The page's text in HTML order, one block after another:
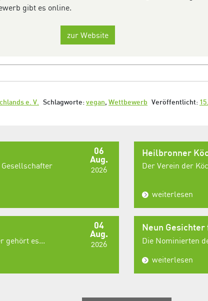
gibt es online.
zur Website
e. V. Schlagworte: vegan, Wettbewerb Veröffentlicht:
06
Aug.
2026
Heilbronner
Der Verein der
weiterlesen
04
Aug.
2026
gehört es...
Neun
Die Nominierten
weiterlesen